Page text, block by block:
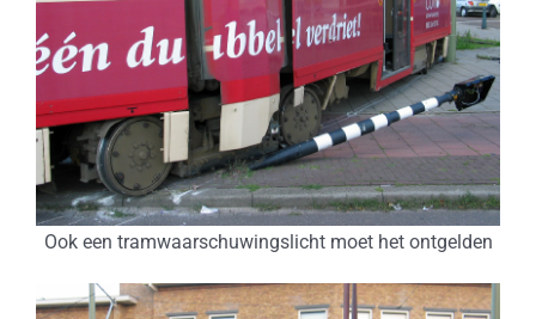
Ook een tramwaarschuwingslicht moet het ontgelden